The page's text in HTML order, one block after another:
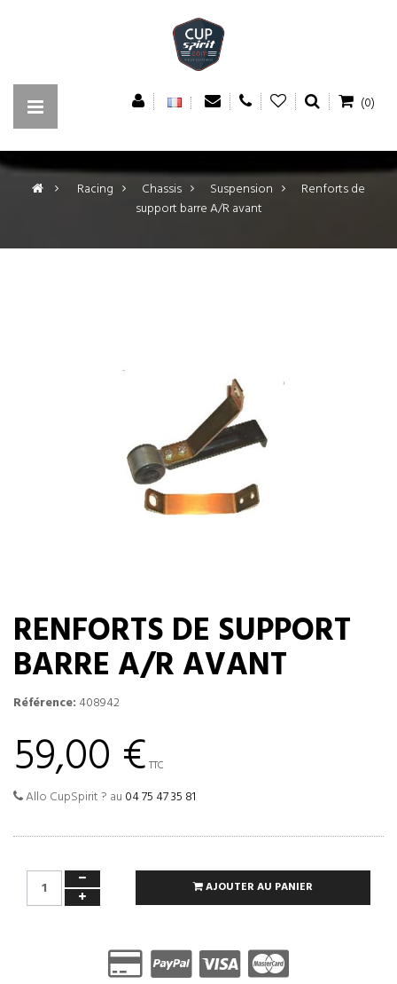
(0)
> Racing > Chassis > Suspension >
Renforts de
support barre A/R avant
RENFORTS DE SUPPORT
BARRE A/R AVANT
Référence: 408942
59,00 € TTC
Allo CupSpirit ? au 04 75 47 35 81
AJOUTER AU PANIER